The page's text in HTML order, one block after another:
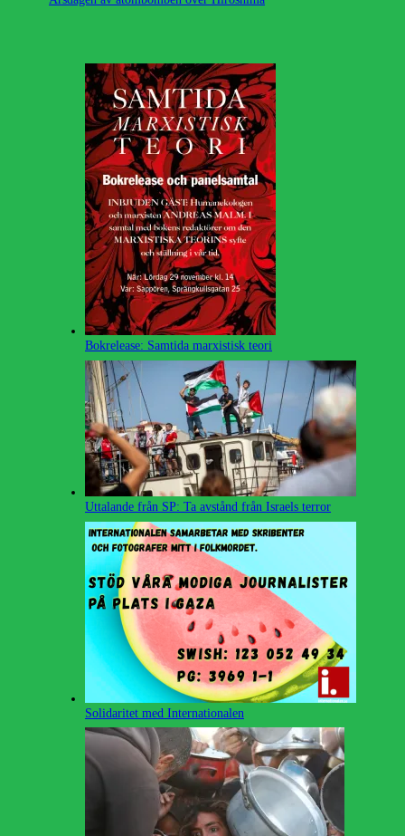
Bokrelease: Samtida marxistisk teori
Uttalande från SP: Ta avstånd från Israels terror
Solidaritet med Internationalen